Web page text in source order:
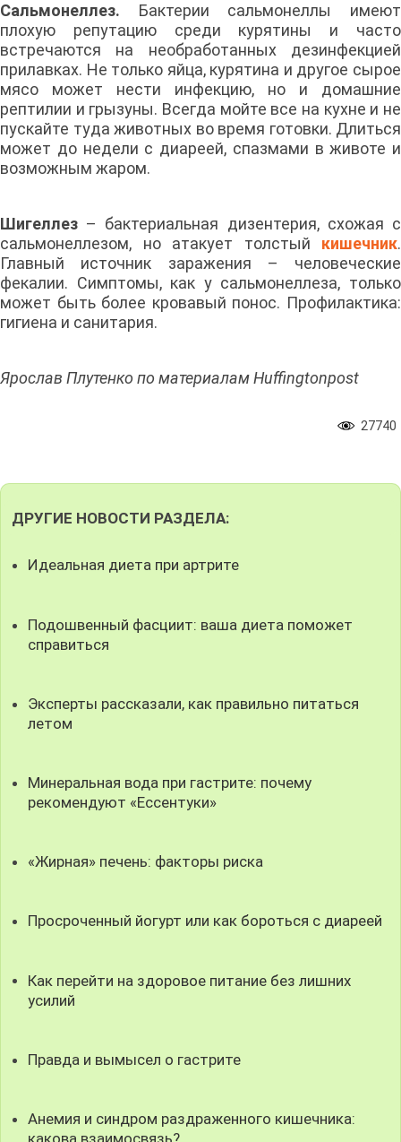
Сальмонеллез. Бактерии сальмонеллы имеют
плохую репутацию среди курятины и часто
встречаются на необработанных дезинфекцией
прилавках. Не только яйца, курятина и другое сырое
мясо может нести инфекцию, но и домашние
рептилии и грызуны. Всегда мойте все на кухне и не
пускайте туда животных во время готовки. Длиться
может до недели с диареей, спазмами в животе и
возможным жаром.
Шигеллез – бактериальная дизентерия, схожая с
сальмонеллезом, но атакует толстый кишечник.
Главный источник заражения – человеческие
фекалии. Симптомы, как у сальмонеллеза, только
может быть более кровавый понос. Профилактика:
гигиена и санитария.
Ярослав Плутенко по материалам Huffingtonpost
27740
ДРУГИЕ НОВОСТИ РАЗДЕЛА:
Идеальная диета при артрите
Подошвенный фасциит: ваша диета поможет
справиться
Эксперты рассказали, как правильно питаться
летом
Минеральная вода при гастрите: почему
рекомендуют «Ессентуки»
«Жирная» печень: факторы риска
Просроченный йогурт или как бороться с диареей
Как перейти на здоровое питание без лишних
усилий
Правда и вымысел о гастрите
Анемия и синдром раздраженного кишечника:
какова взаимосвязь?